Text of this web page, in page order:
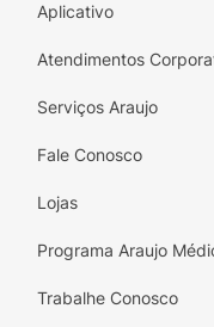
Aplicativo
Atendimentos
Serviços Araujo
Fale Conosco
Lojas
Programa Araujo
Trabalhe Conosco